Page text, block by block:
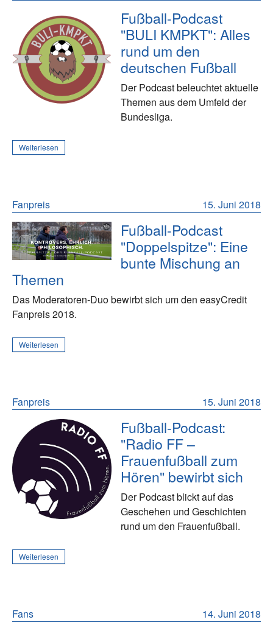
Fußball-Podcast
"BULI KMPKT": Alles
rund um den
deutschen Fußball
Der Podcast beleuchtet aktuelle
Themen aus dem Umfeld der
Bundesliga.
Weiterlesen
15. Juni 2018
Fanpreis
Fußball-Podcast
"Doppelspitze": Eine
bunte Mischung an
Themen
Das Moderatoren-Duo bewirbt sich um den easyCredit
Fanpreis 2018.
Weiterlesen
15. Juni 2018
Fanpreis
Fußball-Podcast:
"Radio FF –
Frauenfußball zum
Hören" bewirbt sich
Der Podcast blickt auf das
Geschehen und Geschichten
rund um den Frauenfußball.
Weiterlesen
14. Juni 2018
Fans